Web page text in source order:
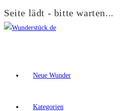
Seite lädt - bitte warten...
Zum
Neue Wunder
Kategorien